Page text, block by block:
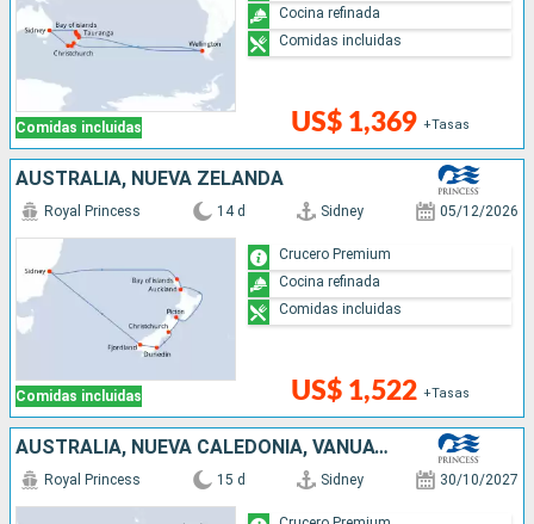
Comidas incluidas US$ 1,369 +Tasas
Cocina refinada
Comidas incluidas
AUSTRALIA, NUEVA ZELANDA
Comidas incluidas
Royal Princess 14 d Sidney 05/12/2026
US$ 1,522 +Tasas
Crucero Premium
Cocina refinada
Comidas incluidas
AUSTRALIA, NUEVA CALEDONIA, VANUATU, FIDJI (ISLAS)
Royal Princess 15 d Sidney 30/10/2027